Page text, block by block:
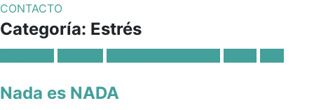
CONTACTO
Toggle
navigation
Categoría: Estrés
Nada es NADA